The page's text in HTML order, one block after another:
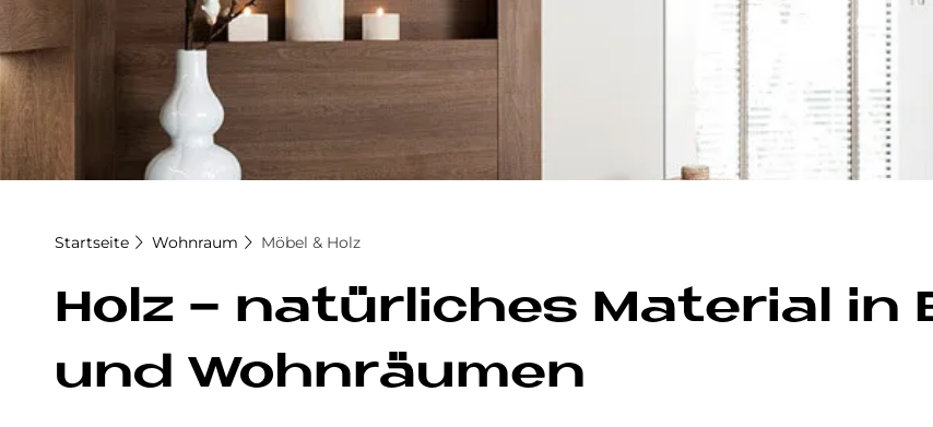
Startseite Wohnraum Möbel & Holz
Holz - na­tür­li­ches Ma­te­rial in
und Wohn­räu­men